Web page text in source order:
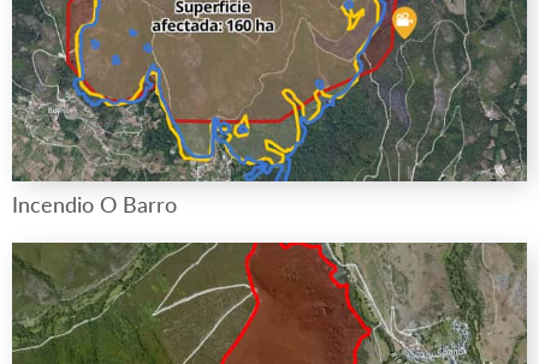
Incendio O Barro